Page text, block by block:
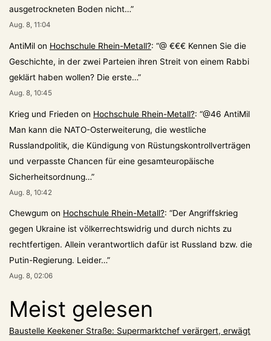
ausgetrockneten Boden nicht…”
Aug. 8, 11:04
AntiMil on Hochschule Rhein-Metall?: “@ €€€ Kennen Sie die
Geschichte, in der zwei Parteien ihren Streit von einem Rabbi
geklärt haben wollen? Die erste…”
Aug. 8, 10:45
Krieg und Frieden on Hochschule Rhein-Metall?: “@46 AntiMil
Man kann die NATO-Osterweiterung, die westliche
Russlandpolitik, die Kündigung von Rüstungskontrollverträgen
und verpasste Chancen für eine gesamteuropäische
Sicherheitsordnung…”
Aug. 8, 10:42
Chewgum on Hochschule Rhein-Metall?: “Der Angriffskrieg
gegen Ukraine ist völkerrechtswidrig und durch nichts zu
rechtfertigen. Allein verantwortlich dafür ist Russland bzw. die
Putin-Regierung. Leider…”
Aug. 8, 02:06
Meist gelesen
Baustelle Keekener Straße: Supermarktchef verärgert, erwägt